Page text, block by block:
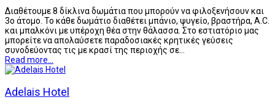
Διαθέτουμε 8 δίκλινα δωμάτια που μπορούν να φιλοξενήσουν και
3ο άτομο. Το κάθε δωμάτιο διαθέτει μπάνιο, ψυγείο, βραστήρα, A.C.
και μπαλκόνι με υπέροχη θέα στην θάλασσα. Στο εστιατόριο μας
μπορείτε να απολαύσετε παραδοσιακές κρητικές γεύσεις
συνοδεύοντας τις με κρασί της περιοχής σε…
Read more...
Adelais Hotel